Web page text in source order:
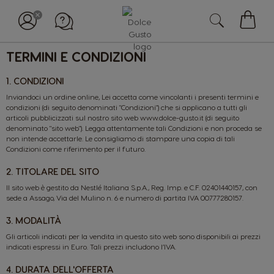
TERMINI E CONDIZIONI
1. CONDIZIONI
Inviandoci un ordine online, Lei accetta come vincolanti i presenti termini e
condizioni (di seguito denominati "Condizioni") che si applicano a tutti gli
articoli pubblicizzati sul nostro sito web www.dolce-gusto.it (di seguito
denominato "sito web"). Legga attentamente tali Condizioni e non proceda se
non intende accettarle. Le consigliamo di stampare una copia di tali
Condizioni come riferimento per il futuro.
2. TITOLARE DEL SITO
Il sito web è gestito da Nestlé Italiana S.p.A., Reg. Imp. e C.F. 02401440157, con
sede a Assago, Via del Mulino n. 6 e numero di partita IVA 00777280157.
3. MODALITÀ
Gli articoli indicati per la vendita in questo sito web sono disponibili ai prezzi
indicati espressi in Euro. Tali prezzi includono l’IVA.
4. DURATA DELL'OFFERTA